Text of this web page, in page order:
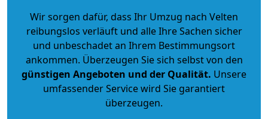
Wir sorgen dafür, dass Ihr Umzug nach Velten
reibungslos verläuft und alle Ihre Sachen sicher
und unbeschadet an Ihrem Bestimmungsort
ankommen. Überzeugen Sie sich selbst von den
günstigen Angeboten und der Qualität. Unsere
umfassender Service wird Sie garantiert
überzeugen.